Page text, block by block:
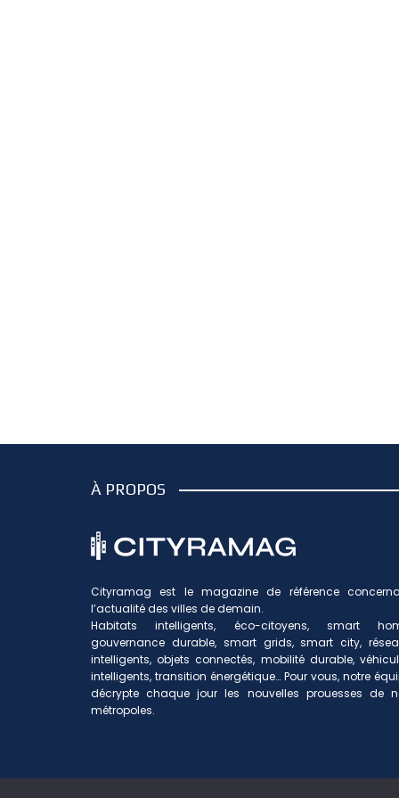
À PROPOS
Cityramag est le magazine de référence
l’actualité des villes de demain.
Habitats intelligents, éco-citoyens, smart
gouvernance durable, smart grids, smart city,
intelligents, objets connectés, mobilité durable,
intelligents, transition énergétique… Pour vous, notre
décrypte chaque jour les nouvelles prouesses de
métropoles.